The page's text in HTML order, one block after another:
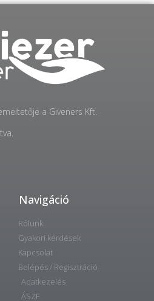
a Giveners Kft.
Navigáció
Rólunk
Gyakori kérdések
Kapcsolat
Belépés / Regisztráció
Adatkezelés
ÁSZF